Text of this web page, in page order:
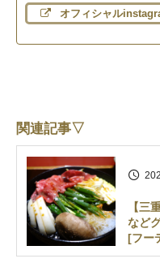
オフィシャル
関連記事▽
【三
など
[フー